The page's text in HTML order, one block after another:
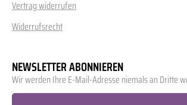
Vertrag widerrufen
Widerrufsrecht
NEWSLETTER ABONNIEREN
Wir werden Ihre E-Mail-Adresse niemals an Dritte